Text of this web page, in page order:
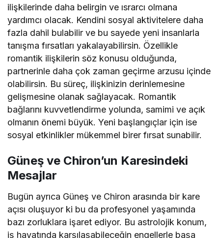
ilişkilerinde daha belirgin ve ısrarcı olmana
yardımcı olacak. Kendini sosyal aktivitelere daha
fazla dahil bulabilir ve bu sayede yeni insanlarla
tanışma fırsatları yakalayabilirsin. Özellikle
romantik ilişkilerin söz konusu olduğunda,
partnerinle daha çok zaman geçirme arzusu içinde
olabilirsin. Bu süreç, ilişkinizin derinlemesine
gelişmesine olanak sağlayacak. Romantik
bağlarını kuvvetlendirme yolunda, samimi ve açık
olmanın önemi büyük. Yeni başlangıçlar için ise
sosyal etkinlikler mükemmel birer fırsat sunabilir.
Güneş ve Chiron’un Karesindeki
Mesajlar
Bugün ayrıca Güneş ve Chiron arasında bir kare
açısı oluşuyor ki bu da profesyonel yaşamında
bazı zorluklara işaret ediyor. Bu astrolojik konum,
iş hayatında karşılaşabileceğin engellerle başa